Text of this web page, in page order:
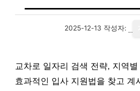
2025-12-13 작성자:
교차로 일자리 검색 전략, 지역
효과적인 입사 지원법을 찾고 계